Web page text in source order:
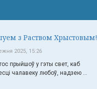
з Раством Хрыстовым!
2025, 15:26
прыйшоў у гэты свет, каб
чалавеку любоў, надзею ...